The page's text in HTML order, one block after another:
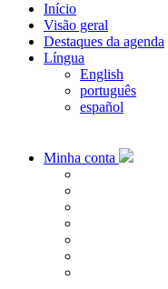
Início
Visão geral
Destaques da agenda
Língua
English
português
español
Minha conta